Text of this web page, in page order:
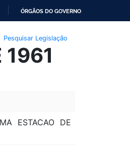
ÓRGÃOS DO GOVERNO
Pesquisar Legislação
1961
ESTACAO DE